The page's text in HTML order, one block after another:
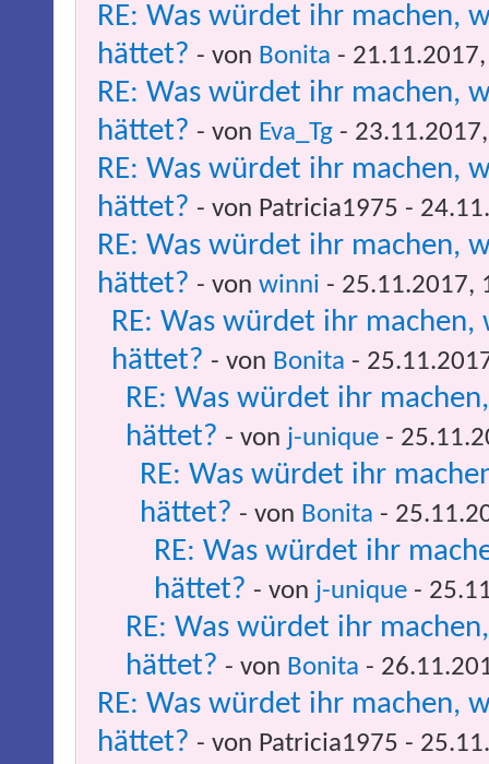
RE: Was würdet ihr machen,
hättet? - von Bonita -
RE: Was würdet ihr machen,
hättet? - von Eva_Tg -
RE: Was würdet ihr machen,
hättet? - von Patricia1975 -
RE: Was würdet ihr machen,
hättet? - von winni - 25.11.2017,
RE: Was würdet ihr
hättet? - von Bonita -
RE: Was würdet ihr
hättet? - von j-unique -
RE: Was würdet ihr
hättet? - von Bonita -
RE: Was würdet ihr
hättet? - von j-unique -
RE: Was würdet ihr
hättet? - von Bonita -
RE: Was würdet ihr machen,
hättet? - von Patricia1975 -